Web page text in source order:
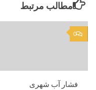
مطالب مرتبط
0
فشار آب شهری